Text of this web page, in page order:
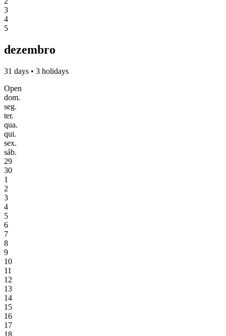
3
4
5
dezembro
31 days • 3 holidays
Open
dom.
seg.
ter.
qua.
qui.
sex.
sáb.
29
30
1
2
3
4
5
6
7
8
9
10
11
12
13
14
15
16
17